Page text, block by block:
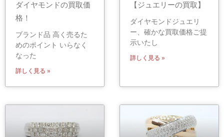
ダイヤモンドの買取価
格！
ブランド品 高く売るた
めのポイント いらなく
なった
詳しく見る »
【ジュエリーの買取】
ダイヤモンドジュエリ
ー、確かな買取価格ご提
示いたし
詳しく見る »